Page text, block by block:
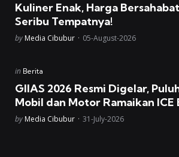
Kuliner Enak, Harga
Seribu Tempatnya!
Posted
by Media Cibubur 05-August-2026
Posted
in Berita
GIIAS 2026 Resmi Digelar,
Mobil dan Motor Ramaikan ICE
Posted
by Media Cibubur 31-July-2026